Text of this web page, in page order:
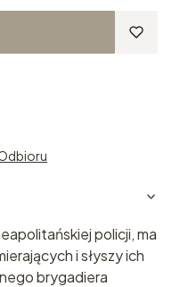
policji, ma
i słyszy ich
brygadiera